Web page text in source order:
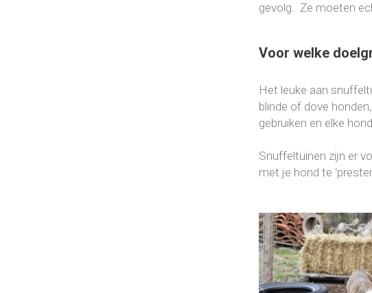
gevolg. Ze moeten
Voor welke
Het leuke aan
blinde of dove
gebruiken en elke
Snuffeltuinen zijn er
met je hond te